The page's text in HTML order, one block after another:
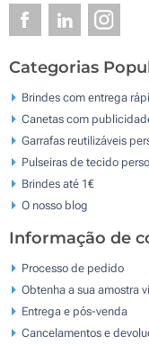
Categorias
Brindes com entrega
Canetas com
Garrafas reutilizáveis
Pulseiras de tecido
Brindes até 1€
O nosso blog
Informação de
Processo de pedido
Obtenha a sua amostra
Entrega e pós-venda
Cancelamentos e